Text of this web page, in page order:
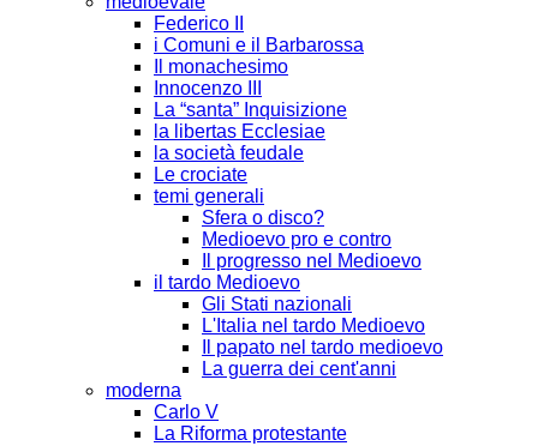
Federico II
i Comuni e il Barbarossa
Il monachesimo
Innocenzo III
La “santa” Inquisizione
la libertas Ecclesiae
la società feudale
Le crociate
temi generali
Sfera o disco?
Medioevo pro e contro
Il progresso nel Medioevo
il tardo Medioevo
Gli Stati nazionali
L'Italia nel tardo Medioevo
Il papato nel tardo medioevo
La guerra dei cent'anni
moderna
Carlo V
La Riforma protestante